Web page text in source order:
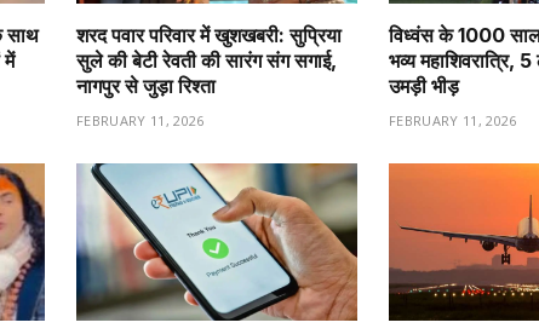
साथ
में
शरद पवार परिवार में खुशखबरी: सुप्रिया
सुले की बेटी रेवती की सारंग संग सगाई,
नागपुर से जुड़ा रिश्ता
FEBRUARY 11, 2026
विध्वंस के 1000
भव्य महाशिवरात्रि,
उमड़ी भीड़
FEBRUARY 11, 2026